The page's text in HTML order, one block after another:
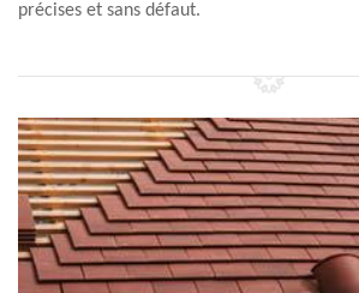
précises et sans défaut.